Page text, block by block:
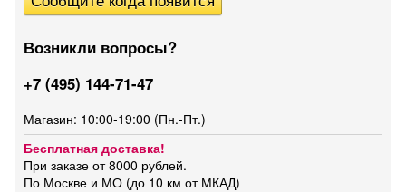
Возникли вопросы?
+7 (495) 144-71-47
Магазин: 10:00-19:00 (Пн.-Пт.)
Бесплатная доставка!
При заказе от 8000 рублей.
По Москве и МО (до 10 км от МКАД)